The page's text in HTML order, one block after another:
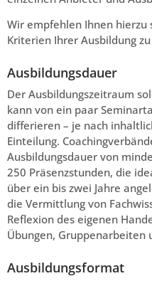
Wir empfehlen Ihnen hierzu
Kriterien Ihrer Ausbildung
Ausbildungsdauer
Der Ausbildungszeitraum
kann von ein paar
differieren – je nach
Einteilung.
Ausbildungsdauer von
250 Präsenzstunden, die
über ein bis zwei Jahre
die Vermittlung von
Reflexion des eigenen
Übungen, Gruppenarbeiten
Ausbildungsformat